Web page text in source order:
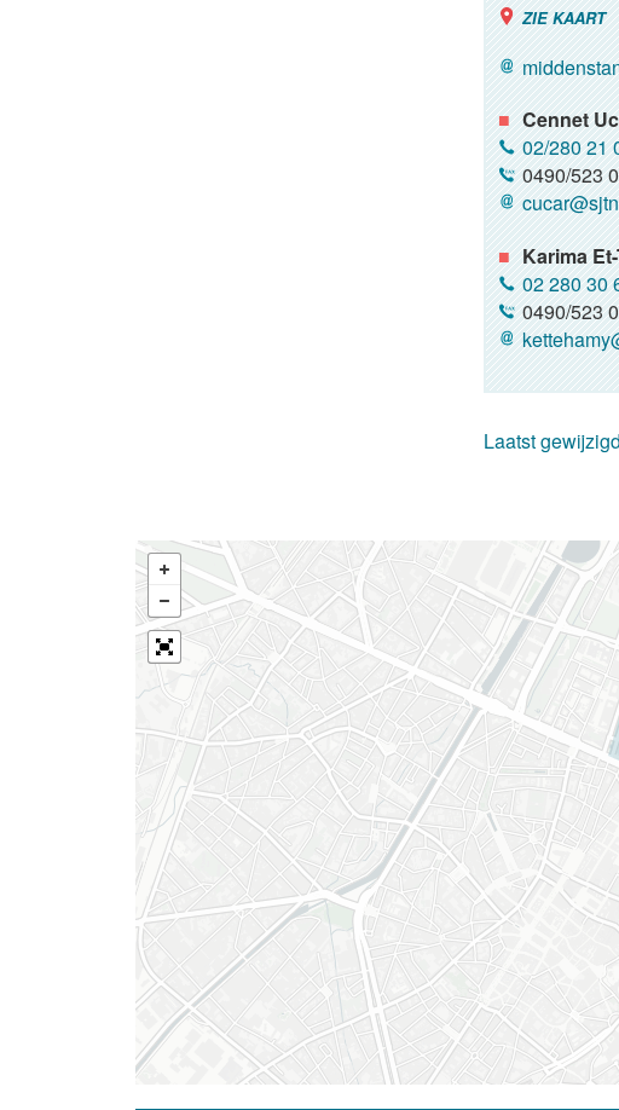
ZIE KAART
Cennet
02/280 21
0490/523
Karima
02 280 30
0490/523
Laatst